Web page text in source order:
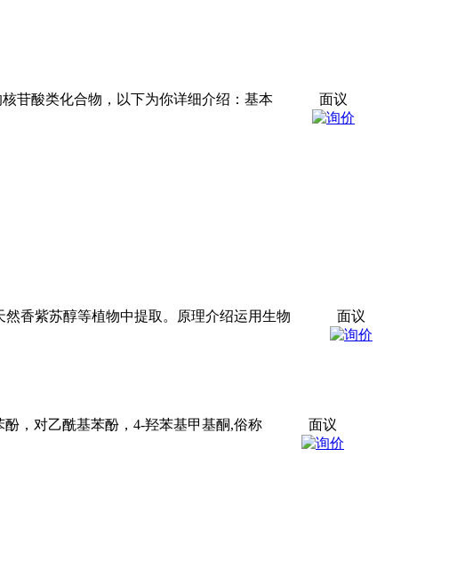
苷酸类化合物，以下为你详细介绍：基本
面议
香紫苏醇等植物中提取。原理介绍运用生物
面议
酚，对乙酰基苯酚，4-羟苯基甲基酮,俗称
面议